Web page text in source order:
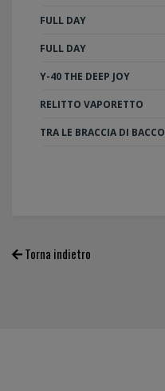
FULL DAY
FULL DAY
Y-40 THE DEEP JOY
RELITTO VAPORETTO
TRA LE BRACCIA DI BACCO
Torna indietro